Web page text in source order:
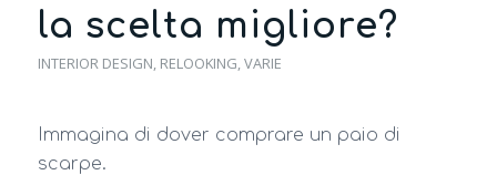
la scelta migliore?
INTERIOR DESIGN, RELOOKING,VARIE
Immagina di dover comprare un paio di
scarpe.